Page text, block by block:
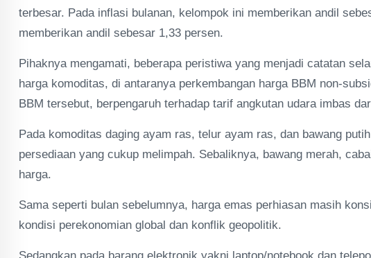
terbesar. Pada inflasi bulanan, kelompok ini memberikan andil
memberikan andil sebesar 1,33 persen.
Pihaknya mengamati, beberapa peristiwa yang menjadi catatan
harga komoditas, di antaranya perkembangan harga BBM non-
BBM tersebut, berpengaruh terhadap tarif angkutan udara imbas
Pada komoditas daging ayam ras, telur ayam ras, dan bawang
persediaan yang cukup melimpah. Sebaliknya, bawang merah,
harga.
Sama seperti bulan sebelumnya, harga emas perhiasan masih
kondisi perekonomian global dan konflik geopolitik.